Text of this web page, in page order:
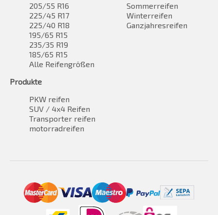
205/55 R16
225/45 R17
225/40 R18
195/65 R15
235/35 R19
185/65 R15
Alle Reifengrößen
Sommerreifen
Winterreifen
Ganzjahresreifen
Produkte
PKW reifen
SUV / 4x4 Reifen
Transporter reifen
motorradreifen